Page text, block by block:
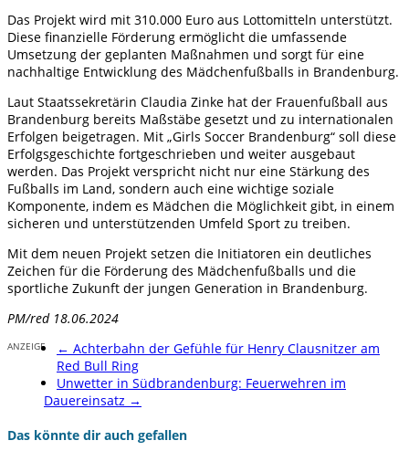
Das Projekt wird mit 310.000 Euro aus Lottomitteln unterstützt.
Diese finanzielle Förderung ermöglicht die umfassende
Umsetzung der geplanten Maßnahmen und sorgt für eine
nachhaltige Entwicklung des Mädchenfußballs in Brandenburg.
Laut Staatssekretärin Claudia Zinke hat der Frauenfußball aus
Brandenburg bereits Maßstäbe gesetzt und zu internationalen
Erfolgen beigetragen. Mit „Girls Soccer Brandenburg“ soll diese
Erfolgsgeschichte fortgeschrieben und weiter ausgebaut
werden. Das Projekt verspricht nicht nur eine Stärkung des
Fußballs im Land, sondern auch eine wichtige soziale
Komponente, indem es Mädchen die Möglichkeit gibt, in einem
sicheren und unterstützenden Umfeld Sport zu treiben.
Mit dem neuen Projekt setzen die Initiatoren ein deutliches
Zeichen für die Förderung des Mädchenfußballs und die
sportliche Zukunft der jungen Generation in Brandenburg.
PM/red 18.06.2024
ANZEIGE ← Achterbahn der Gefühle für Henry Clausnitzer am
Red Bull Ring
Unwetter in Südbrandenburg: Feuerwehren im
Dauereinsatz →
Das könnte dir auch gefallen